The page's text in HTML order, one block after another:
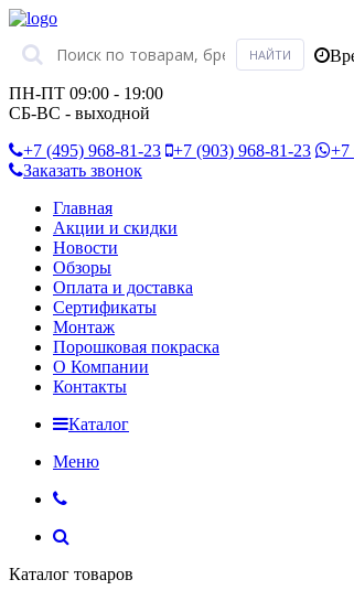
ПН-ПТ 09:00 - 19:00
СБ-ВС - выходной
+7 (495) 968-81-23 +7 (903) 968-81-23 +7
Заказать звонок
Главная
Акции и скидки
Новости
Обзоры
Оплата и доставка
Сертификаты
Монтаж
Порошковая покраска
О Компании
Контакты
Каталог
Меню
Каталог товаров